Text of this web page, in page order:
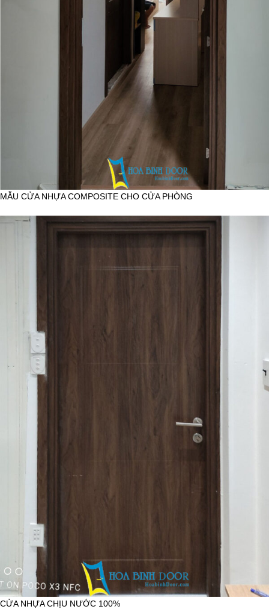
MẪU CỬA NHỰA COMPOSITE CHO CỬA PHÒNG
CỬA NHỰA CHỊU NƯỚC 100%